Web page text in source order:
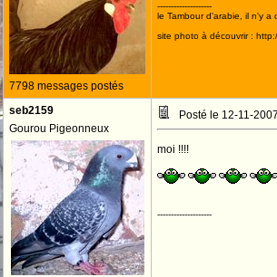
7798 messages postés
--------------------
le Tambour d'arabie, il n'y a
site photo à découvrir :
seb2159
Gourou Pigeonneux
Posté le 12-11-
moi !!!!
--------------------